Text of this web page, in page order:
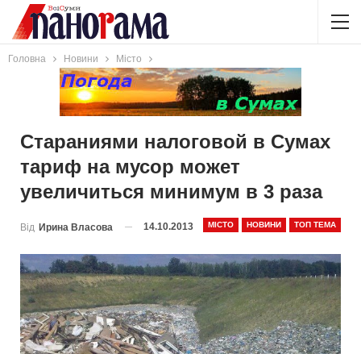
Головна Новини Місто
Стараниями налоговой в Сумах
тариф на мусор может
увеличиться минимум в 3 раза
МІСТО НОВИНИ ТОП ТЕМА
Від Ирина Власова 14.10.2013